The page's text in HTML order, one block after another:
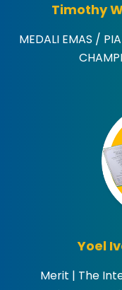
Timothy
MEDALI EMAS /
Yoel
Merit | The